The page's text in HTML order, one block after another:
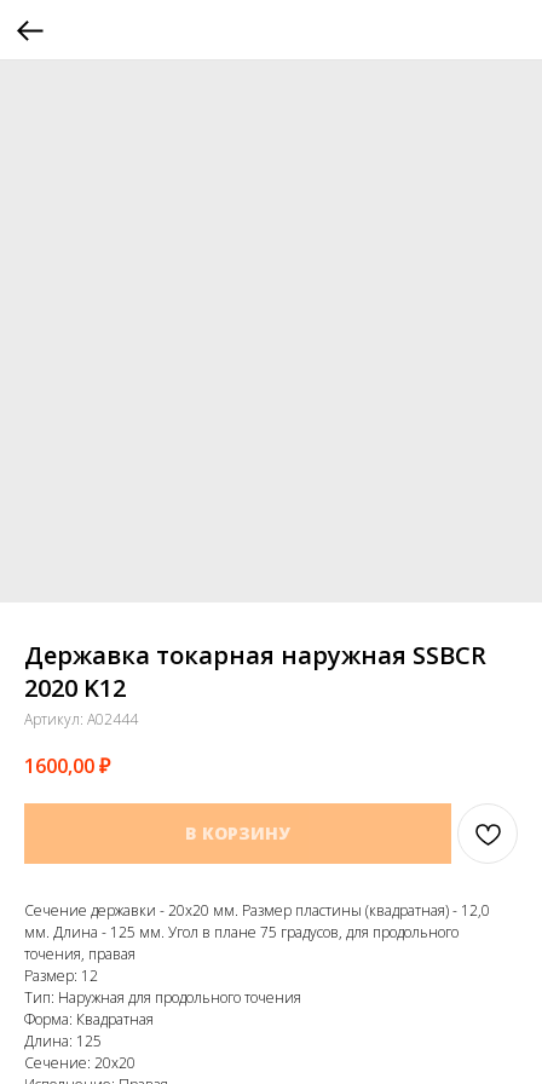
Державка токарная наружная SSBCR
2020 K12
Артикул: A02444
1600,00₽
В КОРЗИНУ
Сечение державки - 20х20 мм. Размер пластины (квадратная) - 12,0
мм. Длина - 125 мм. Угол в плане 75 градусов, для продольного
точения, правая
Размер: 12
Тип: Наружная для продольного точения
Форма: Квадратная
Длина: 125
Сечение: 20х20